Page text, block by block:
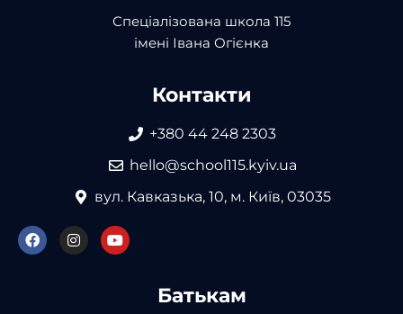
Спеціалізована школа 115
імені Івана Огієнка
Контакти
+380 44 248 2303
hello@school115.kyiv.ua
вул. Кавказька, 10, м. Київ, 03035
Батькам